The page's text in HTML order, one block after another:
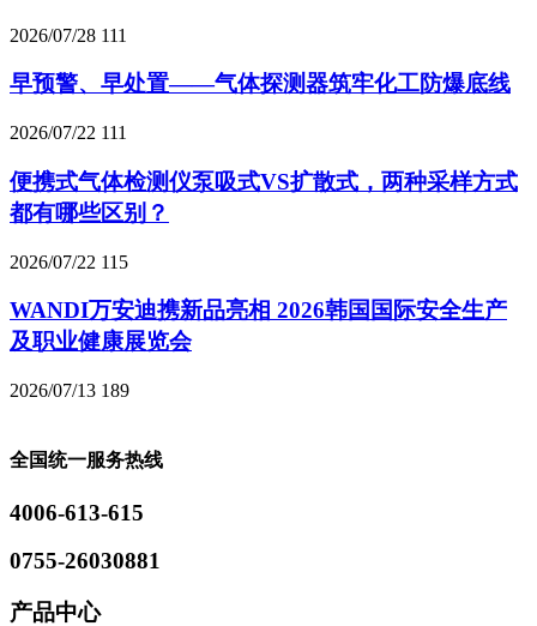
2026/07/28 111
早预警、早处置——气体探测器筑牢化工防爆底线
2026/07/22 111
便携式气体检测仪泵吸式VS扩散式，两种采样方式
都有哪些区别？
2026/07/22 115
WANDI万安迪携新品亮相 2026韩国国际安全生产
及职业健康展览会
2026/07/13 189
全国统一服务热线
4006-613-615
0755-26030881
产品中心